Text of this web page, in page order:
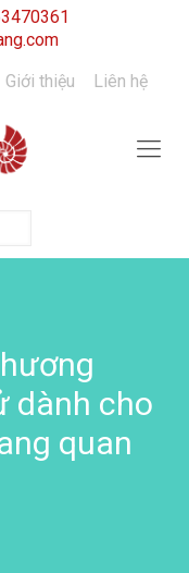
Giới thiệu Liên hệ
dành cho
quan